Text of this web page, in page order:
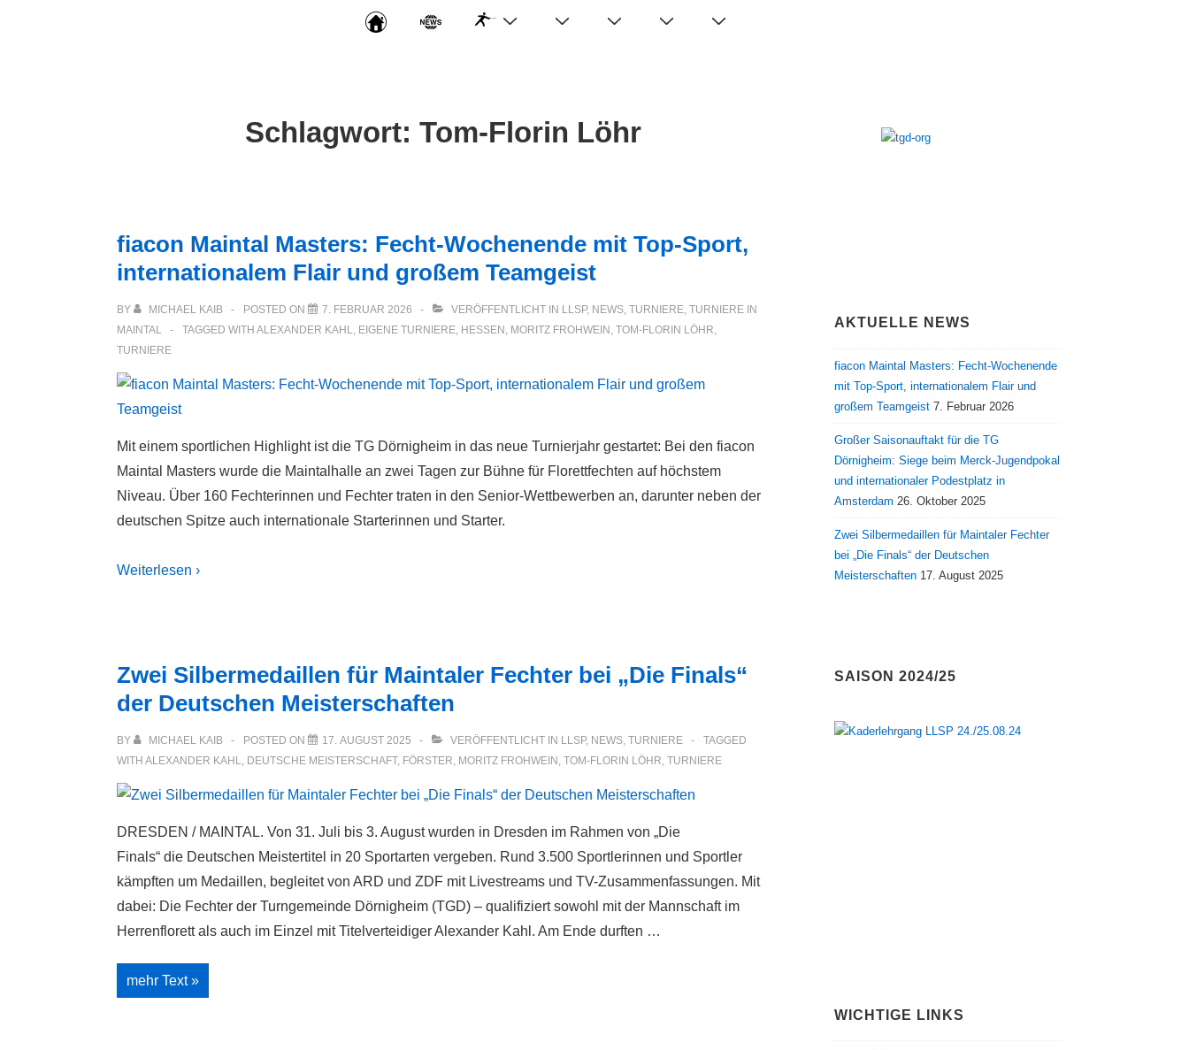
Schlagwort: Tom-Florin Löhr
fiacon Maintal Masters: Fecht-Wochenende mit Top-Sport,
internationalem Flair und großem Teamgeist
BY MICHAEL KAIB POSTED ON 7. FEBRUAR 2026 VERÖFFENTLICHT IN LLSP, NEWS, TURNIERE, TURNIERE IN
MAINTAL
TAGGED WITH ALEXANDER KAHL, EIGENE TURNIERE, HESSEN , MORITZ FROHWEIN , TOM-FLORIN LÖHR,
TURNIERE
Mit einem sportlichen Highlight ist die TG Dörnigheim in das neue Turnierjahr gestartet: Bei den fiacon
Maintal Masters wurde die Maintalhalle an zwei Tagen zur Bühne für Florettfechten auf höchstem
Niveau. Über 160 Fechterinnen und Fechter traten in den Senior-Wettbewerben an, darunter neben der
deutschen Spitze auch internationale Starterinnen und Starter.
Weiterlesen ›
Zwei Silbermedaillen für Maintaler Fechter bei „Die Finals“
der Deutschen Meisterschaften
BY MICHAEL KAIB POSTED ON 17. AUGUST 2025 VERÖFFENTLICHT IN LLSP, NEWS, TURNIERE
TAGGED
WITH ALEXANDER KAHL, DEUTSCHE MEISTERSCHAFT, FÖRSTER, MORITZ FROHWEIN , TOM-FLORIN LÖHR, TURNIERE
DRESDEN / MAINTAL. Von 31. Juli bis 3. August wurden in Dresden im Rahmen von „Die
Finals“ die Deutschen Meistertitel in 20 Sportarten vergeben. Rund 3.500 Sportlerinnen und Sportler
kämpften um Medaillen, begleitet von ARD und ZDF mit Livestreams und TV-Zusammenfassungen. Mit
dabei: Die Fechter der Turngemeinde Dörnigheim (TGD) – qualifiziert sowohl mit der Mannschaft im
Herrenflorett als auch im Einzel mit Titelverteidiger Alexander Kahl. Am Ende durften …
Zwei
Silbermedaillen
für
mehr Text »
AKTUELLE NEWS
fiacon Maintal Masters: Fecht-Wochenende
mit Top-Sport, internationalem Flair und
großem Teamgeist 7. Februar 2026
Großer Saisonauftakt für die TG
Dörnigheim: Siege beim Merck-Jugendpokal
und internationaler Podestplatz in
Amsterdam 26. Oktober 2025
Zwei Silbermedaillen für Maintaler Fechter
bei „Die Finals“ der Deutschen
Meisterschaften 17. August 2025
SAISON 2024/25
WICHTIGE LINKS